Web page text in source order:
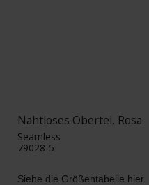
Nahtloses Obertel, Rosa
Seamless
79028-5
Siehe die Größentabelle hier